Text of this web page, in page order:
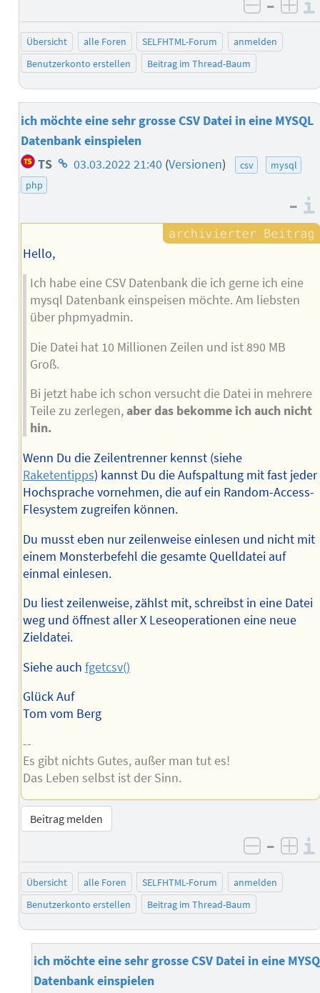
negativ
–
Übersicht alle Foren SELFHTML-Forum
anmelden
Benutzerkonto erstellen
Beitrag im Thread-Baum
ich möchte eine sehr grosse CSV Datei in eine MYSQL
Datenbank einspielen
TS Homepage
03.03.2022 21:40 (Versionen) csv
mysql
php
–
Hello,
Ich habe eine CSV Datenbank die ich gerne ich eine
mysql Datenbank einspeisen möchte. Am liebsten
über phpmyadmin.
Die Datei hat 10 Millionen Zeilen und ist 890 MB
Groß.
Bi jetzt habe ich schon versucht die Datei in mehrere
Teile zu zerlegen,aber das bekomme ich auch nicht
hin.
Wenn Du die Zeilentrenner kennst (siehe
Raketentipps) kannst Du die Aufspaltung mit fast jeder
Hochsprache vornehmen, die auf ein Random-Access-
Flesystem zugreifen können.
Du musst eben nur zeilenweise einlesen und nicht mit
einem Monsterbefehl die gesamte Quelldatei auf
einmal einlesen.
Du liest zeilenweise, zählst mit, schreibst in eine Datei
weg und öffnest aller X Leseoperationen eine neue
Zieldatei.
Siehe auch fgetcsv()
Glück Auf
Tom vom Berg
--
Es gibt nichts Gutes, außer man tut es!
Das Leben selbst ist der Sinn.
Beitrag melden
negativ
–
Übersicht alle Foren SELFHTML-Forum
anmelden
Benutzerkonto erstellen
Beitrag im Thread-Baum
ich möchte eine sehr grosse CSV Datei in eine
Datenbank einspielen